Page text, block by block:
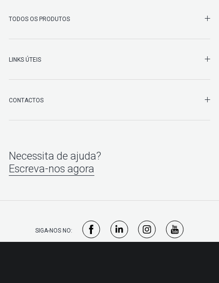
TODOS OS PRODUTOS
LINKS ÚTEIS
CONTACTOS
Necessita de ajuda?
Escreva-nos agora
SIGA-NOS NO: